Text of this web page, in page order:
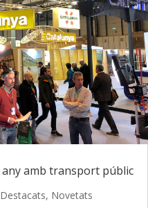
any amb transport públic
Destacats, Novetats